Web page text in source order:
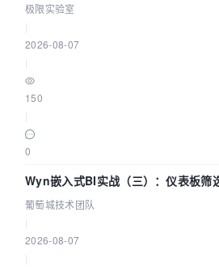
极限实验室
2026-08-07
150
0
Wyn嵌入式BI实战（三）：仪表板筛
数联动全闭环
葡萄城技术团队
2026-08-07